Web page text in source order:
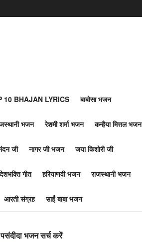
10 BHAJAN LYRICS बाबोसा भजन
भजन रेशमी शर्मा भजन कन्हैया मित्तल भजन
जी नागर जी भजन जया किशोरी जी
देशभक्ति गीत हरियाणवी भजन राजस्थानी भजन
आरती संग्रह साईं बाबा भजन
पसंदीदा भजन सर्च करें